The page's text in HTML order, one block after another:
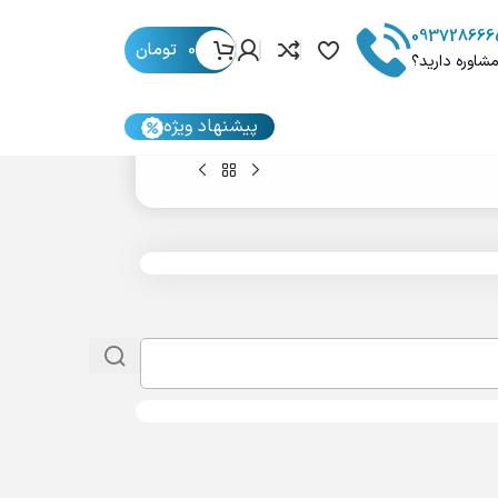
دارید؟
0 تومان
پیشنهاد ویژه